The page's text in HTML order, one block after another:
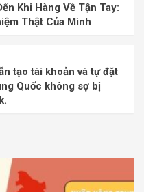
Khi Hàng Về Tận Tay:
Thật Của Mình
tạo tài khoản và tự đặt
Quốc không sợ bị